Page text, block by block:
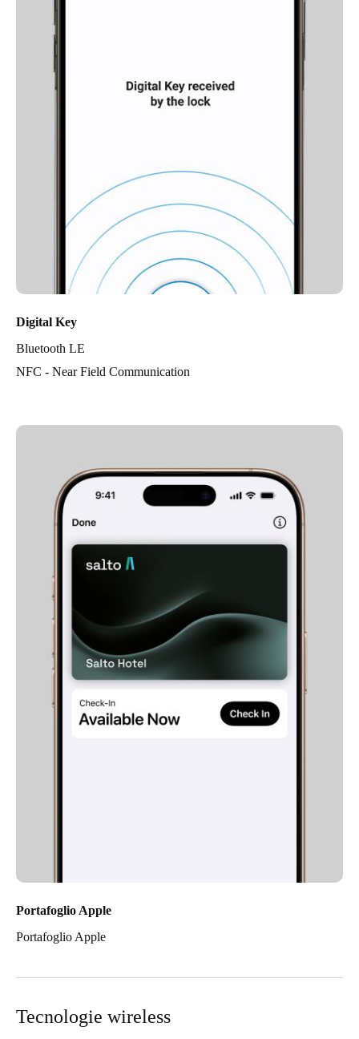
Digital Key
Bluetooth LE
NFC - Near Field Communication
Portafoglio Apple
Portafoglio Apple
Tecnologie wireless